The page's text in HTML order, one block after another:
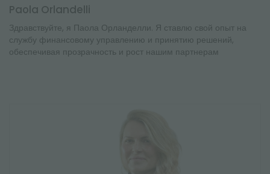
Paola Orlandelli
Здравствуйте, я Паола Орланделли. Я ставлю свой опыт на
службу финансовому управлению и принятию решений,
обеспечивая прозрачность и рост нашим партнерам